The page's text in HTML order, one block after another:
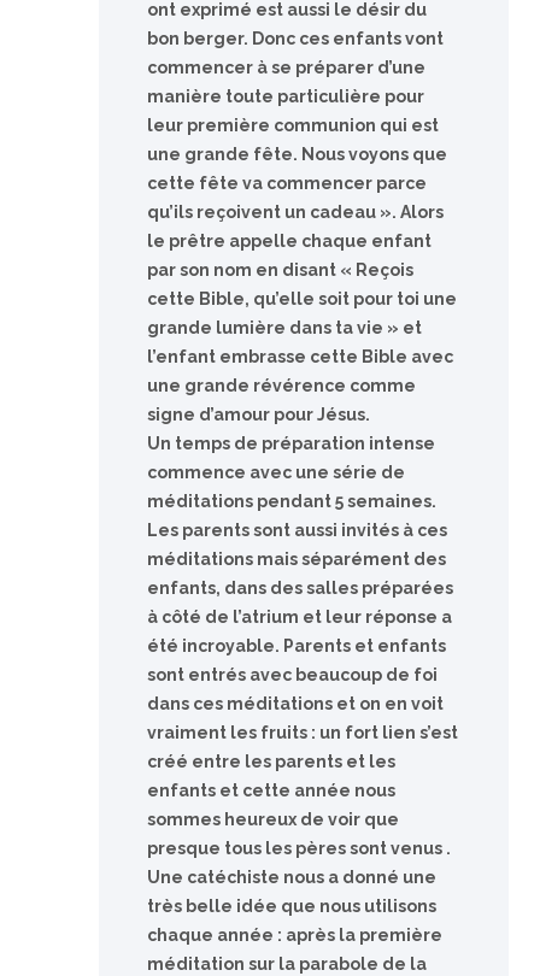
ont exprimé est aussi le désir du
bon berger. Donc ces enfants vont
commencer à se préparer d’une
manière toute particulière pour
leur première communion qui est
une grande fête. Nous voyons que
cette fête va commencer parce
qu’ils reçoivent un cadeau ». Alors
le prêtre appelle chaque enfant
par son nom en disant « Reçois
cette Bible, qu’elle soit pour toi une
grande lumière dans ta vie » et
l’enfant embrasse cette Bible avec
une grande révérence comme
signe d’amour pour Jésus.
Un temps de préparation intense
commence avec une série de
méditations pendant 5 semaines.
Les parents sont aussi invités à ces
méditations mais séparément des
enfants, dans des salles préparées
à côté de l’atrium et leur réponse a
été incroyable. Parents et enfants
sont entrés avec beaucoup de foi
dans ces méditations et on en voit
vraiment les fruits : un fort lien s’est
créé entre les parents et les
enfants et cette année nous
sommes heureux de voir que
presque tous les pères sont venus .
Une catéchiste nous a donné une
très belle idée que nous utilisons
chaque année : après la première
méditation sur la parabole de la